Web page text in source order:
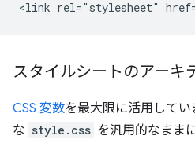
スタイルシートのアーキ
CSS 変数を最大限に活用して
な style.css を汎用的なまま